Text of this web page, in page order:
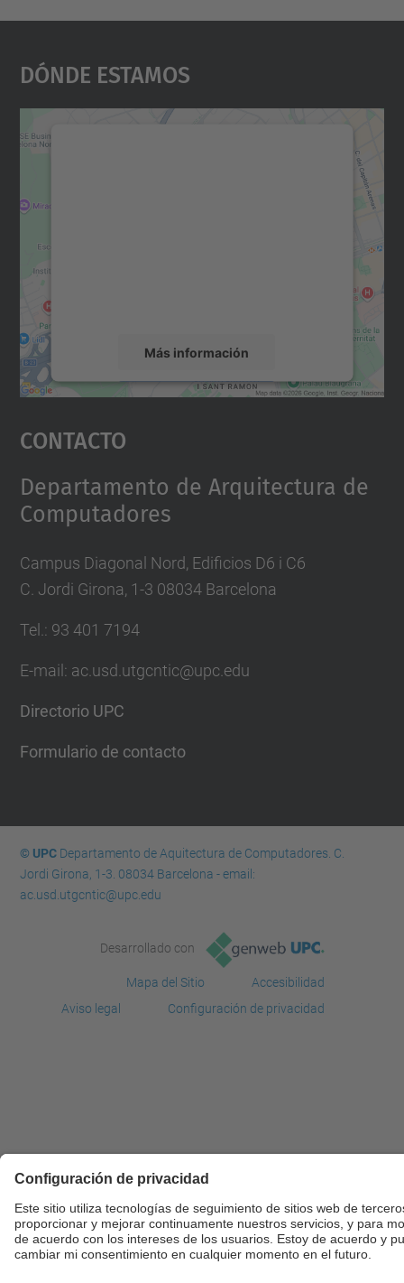
Dónde Estamos
Más información
Aceptar
powered by
Contacto
Departamento de Arquitectura de
Computadores
Campus Diagonal Nord, Edificios D6 i C6
C. Jordi Girona, 1-3 08034 Barcelona
Tel.: 93 401 7194
E-mail: ac.usd.utgcntic@upc.edu
Directorio UPC
Formulario de contacto
© UPCDepartamento de Aquitectura de Computadores. C.
Jordi Girona, 1-3. 08034 Barcelona - email:
ac.usd.utgcntic@upc.edu
Desarrollado con
Mapa del Sitio
Accesibilidad
Aviso legal
Configuración de privacidad